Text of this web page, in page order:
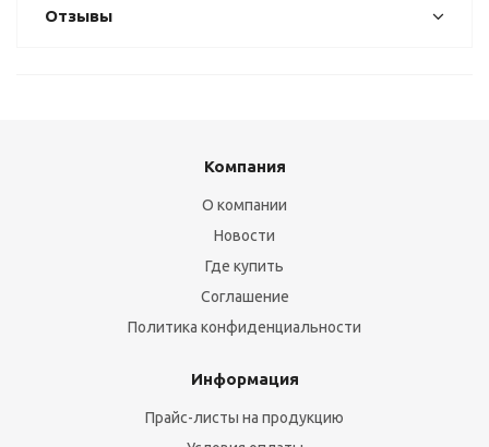
Отзывы
Компания
О компании
Новости
Где купить
Соглашение
Политика конфиденциальности
Информация
Прайс-листы на продукцию